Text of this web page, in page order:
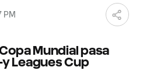
PM
Mundial pasa
Leagues Cup